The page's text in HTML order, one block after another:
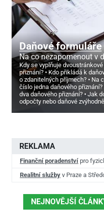
Daňové formuláře
Na co nezapomenout v
Kdy se vyplňuje
přiznání?
Kdo přikládá k
o zdanitelných příjmech?
Na
číslo jedna daňového přiznání?
dva daňového přiznání?
Jak
odpočty nebo daňové
REKLAMA
Finanční poradenství pro
Realitní služby v Praze a
NEJNOVĚJŠÍ